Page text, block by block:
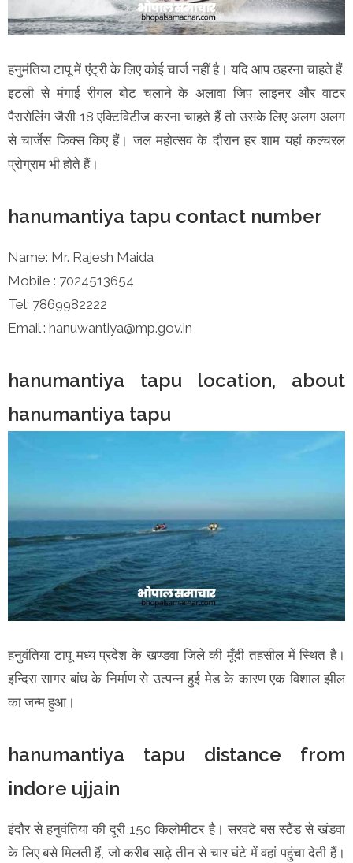
हनुमंतिया टापू में एंट्री के लिए कोई चार्ज नहीं है। यदि आप ठहरना चाहते हैं,
इटली से मंगाई रीगल बोट चलाने के अलावा जिप लाइनर और वाटर
पैरासेलिंग जैसी 18 एक्टिविटीज करना चाहते हैं तो उसके लिए अलग अलग
से चार्जेस फिक्स किए हैं। जल महोत्सव के दौरान हर शाम यहां कल्चरल
प्रोग्राम भी होते हैं।
hanumantiya tapu contact number
Name: Mr. Rajesh Maida
Mobile : 7024513654
Tel: 7869982222
Email : hanuwantiya@mp.gov.in
hanumantiya tapu location, about
hanumantiya tapu
हनुवंतिया टापू मध्य प्रदेश के खण्डवा जिले की मूँदी तहसील में स्थित है।
इन्दिरा सागर बांध के निर्माण से उत्पन्न हुई मेड के कारण एक विशाल झील
का जन्म हुआ।
hanumantiya tapu distance from
indore ujjain
इंदौर से हनुवंतिया की दूरी 150 किलोमीटर है। सरवटे बस स्टैंड से खंडवा
के लिए बसे मिलती हैं, जो करीब साढ़े तीन से चार घंटे में वहां पहुंचा देती हैं।